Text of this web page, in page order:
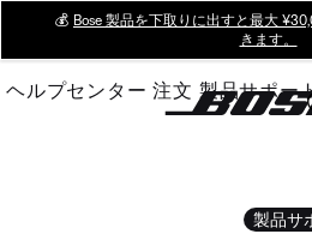
Main
💰 Bose 製品を下取りに出すと最大
きます。
ヘルプセンター 注文 製品サポー
製品サ